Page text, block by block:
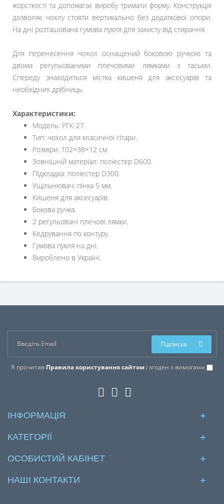
жорсткості та допомагає виробу тримати форму. Конструкція
дозволяє чохлу стояти вертикально без додаткової опори.
На дні розташована гумова пукля для захисту від стирання.
Для перенесення чохол оснащений боковою ручкою та
двома регульованими плечовими лямками з тасьми.
Спереду знаходиться містка кишеня для аксесуарів та
необхідних дрібниць.
Характеристики:
Модель: РГК-27.
Тип: чохол для класичної гітари.
Розміри: 102×38×12 см.
Зовнішній матеріал: поліестер D600.
Підкладка: поліестер D300.
Ущільнювач: пінка 5 мм.
Кишеня для аксесуарів.
Бокова ручка.
2 регульовані плечові лямки.
Кедрування по контуру.
Гумова пукля на дні.
Вироблено в Україні.
Я прочитав Правила користування сайтом і згоден з вимогами
Підписка
ІНФОРМАЦІЯ
КАТЕГОРІЇ
ОСОБИСТИЙ КАБІНЕТ
НАШІ КОНТАКТИ